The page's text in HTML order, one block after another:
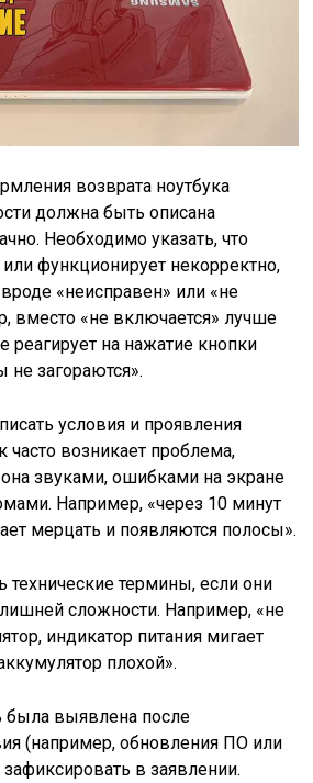
возврата ноутбука
должна быть описана
Необходимо указать, что
функционирует некорректно,
«неисправен» или «не
вместо «не включается» лучше
реагирует на нажатие кнопки
не загораются».
условия и проявления
часто возникает проблема,
звуками, ошибками на экране
Например, «через 10 минут
мерцать и появляются полосы».
технические термины, если они
сложности. Например, «не
индикатор питания мигает
плохой».
была выявлена после
(например, обновления ПО или
в заявлении.